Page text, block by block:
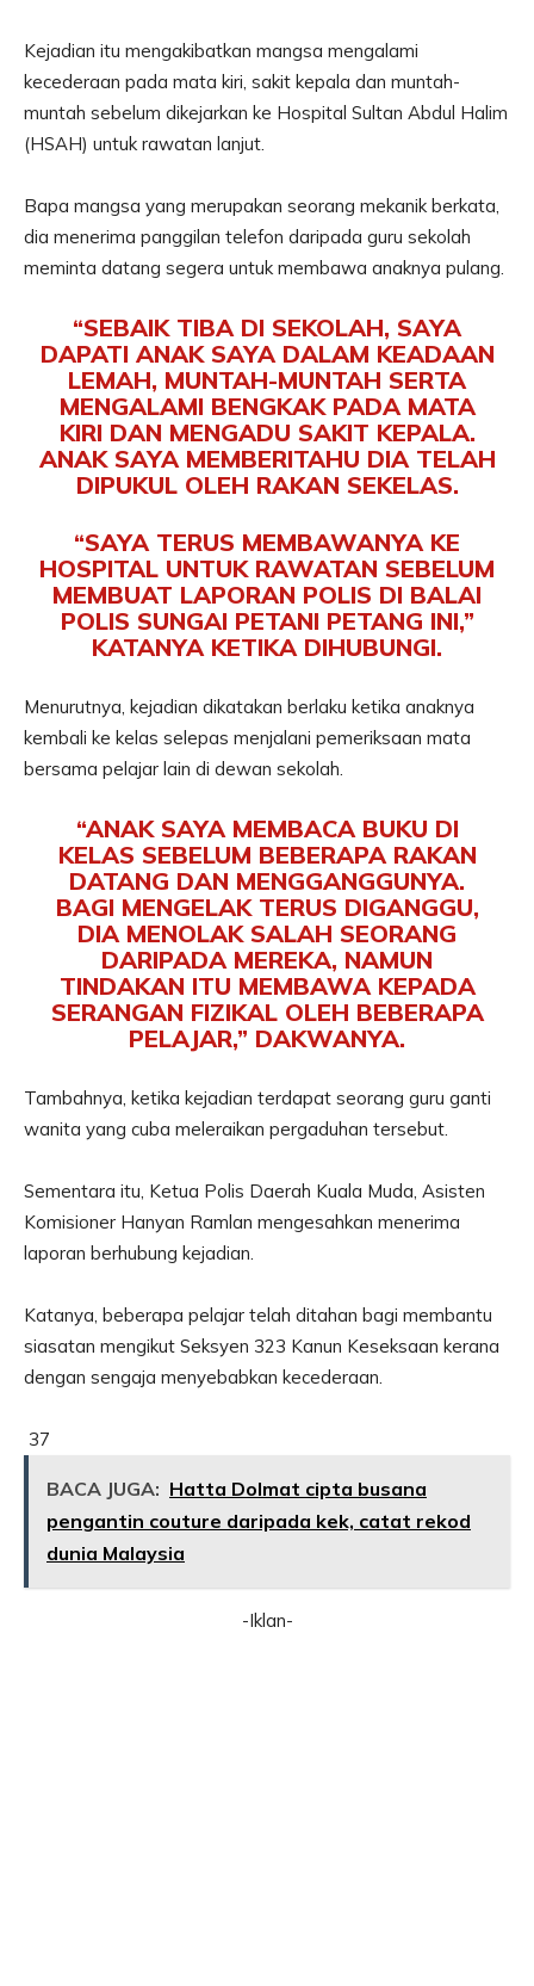
Kejadian itu mengakibatkan mangsa mengalami
kecederaan pada mata kiri, sakit kepala dan muntah-
muntah sebelum dikejarkan ke Hospital Sultan Abdul Halim
(HSAH) untuk rawatan lanjut.
Bapa mangsa yang merupakan seorang mekanik berkata,
dia menerima panggilan telefon daripada guru sekolah
meminta datang segera untuk membawa anaknya pulang.
“SEBAIK TIBA DI SEKOLAH, SAYA
DAPATI ANAK SAYA DALAM KEADAAN
LEMAH, MUNTAH-MUNTAH SERTA
MENGALAMI BENGKAK PADA MATA
KIRI DAN MENGADU SAKIT KEPALA.
ANAK SAYA MEMBERITAHU DIA TELAH
DIPUKUL OLEH RAKAN SEKELAS.
“SAYA TERUS MEMBAWANYA KE
HOSPITAL UNTUK RAWATAN SEBELUM
MEMBUAT LAPORAN POLIS DI BALAI
POLIS SUNGAI PETANI PETANG INI,”
KATANYA KETIKA DIHUBUNGI.
Menurutnya, kejadian dikatakan berlaku ketika anaknya
kembali ke kelas selepas menjalani pemeriksaan mata
bersama pelajar lain di dewan sekolah.
“ANAK SAYA MEMBACA BUKU DI
KELAS SEBELUM BEBERAPA RAKAN
DATANG DAN MENGGANGGUNYA.
BAGI MENGELAK TERUS DIGANGGU,
DIA MENOLAK SALAH SEORANG
DARIPADA MEREKA, NAMUN
TINDAKAN ITU MEMBAWA KEPADA
SERANGAN FIZIKAL OLEH BEBERAPA
PELAJAR,” DAKWANYA.
Tambahnya, ketika kejadian terdapat seorang guru ganti
wanita yang cuba meleraikan pergaduhan tersebut.
Sementara itu, Ketua Polis Daerah Kuala Muda, Asisten
Komisioner Hanyan Ramlan mengesahkan menerima
laporan berhubung kejadian.
Katanya, beberapa pelajar telah ditahan bagi membantu
siasatan mengikut Seksyen 323 Kanun Keseksaan kerana
dengan sengaja menyebabkan kecederaan.
37
BACA JUGA: Hatta Dolmat cipta busana
pengantin couture daripada kek, catat rekod
dunia Malaysia
-Iklan-